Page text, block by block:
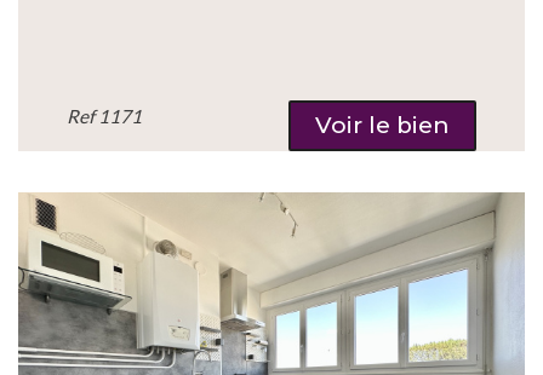
Ref1171 Voir le bien